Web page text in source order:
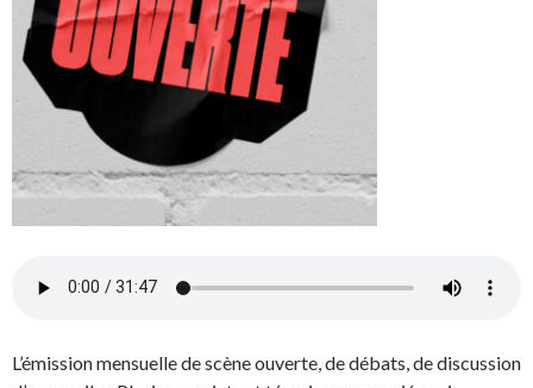
L’émission mensuelle de scène ouverte, de débats, de discussion